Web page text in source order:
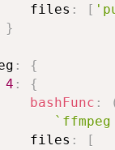
q ;
p
noquote`${
$`rm -rf
files
: [
}
:
{
4 :
{
bashFunc :
`
files
:
[